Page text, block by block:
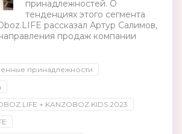
принадлежностей. О
тенденциях этого сегмента
рассказал Артур Салимов,
продаж компании
принадлежности
+ KANZOBOZ.KIDS 2023